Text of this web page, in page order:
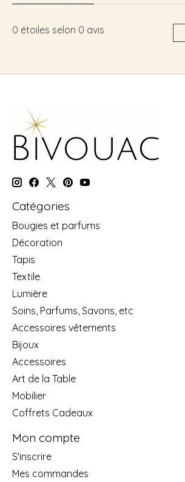
0 étoiles selon 0 avis
Catégories
Bougies et parfums
Décoration
Tapis
Textile
Lumière
Soins, Parfums, Savons, etc
Accessoires vêtements
Bijoux
Accessoires
Art de la Table
Mobilier
Coffrets Cadeaux
Mon compte
S'inscrire
Mes commandes